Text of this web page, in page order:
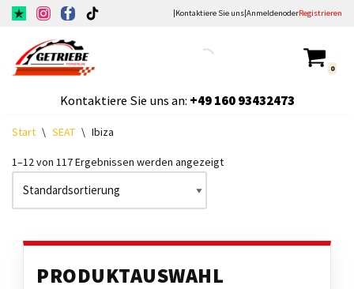
Inhalt
springen
|Kontaktiere Sie uns|AnmeldenoderRegistrieren
0
Kontaktiere Sie uns an: +49160 93432473
Start \ SEAT \ Ibiza
1–12 von 117 Ergebnissen werden angezeigt
PRODUKTAUSWAHL